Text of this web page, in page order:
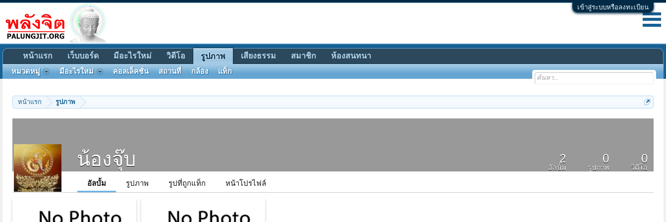
เข้าสู่ระบบหรือลงทะเบียน
หน้าแรก รูปภาพ
น้องจุ๊บ 2
อัลบั้ม
0
รูปภาพ
0
วิดีโอ
อัลบั้ม รูปภาพ รูปที่ถูกแท็ก หน้าโปรไฟล์
หน้าแรก เว็บบอร์ด มีอะไรใหม่ วิดีโอ รูปภาพ
หมวดหมู่ มีอะไรใหม่ คอลเล็คชั่น สถานที่ กล้อง แท็ก
เสียงธรรม สมาชิก ห้องสนทนา